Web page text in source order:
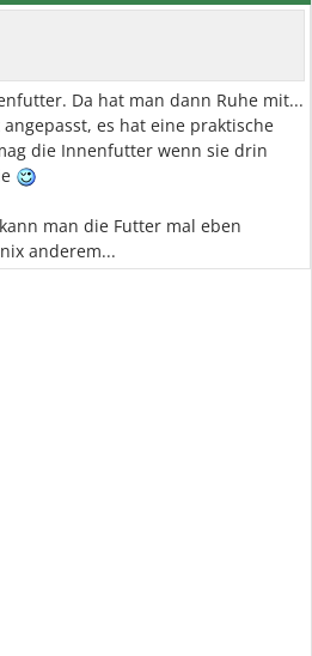
Da hat man dann Ruhe mit...
es hat eine praktische
die Innenfutter wenn sie drin
man die Futter mal eben
anderem...